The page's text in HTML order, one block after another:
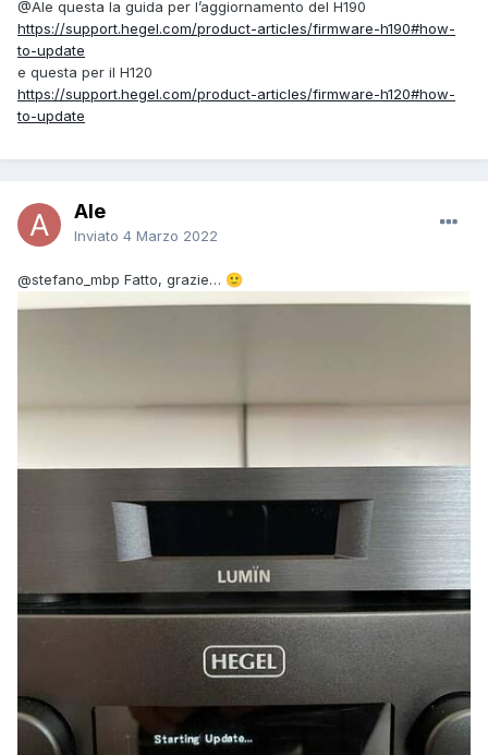
@Ale questa la guida per l’aggiornamento del H190
https://support.hegel.com/product-articles/firmware-h190#how-
to-update
e questa per il H120
https://support.hegel.com/product-articles/firmware-h120#how-
to-update
Ale
Inviato 4 Marzo 2022
@stefano_mbp Fatto, grazie… 🙂